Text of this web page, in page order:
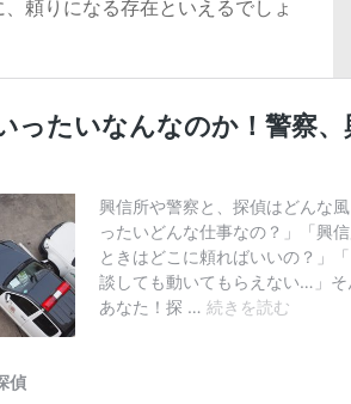
頼りになる存在といえるでしょ